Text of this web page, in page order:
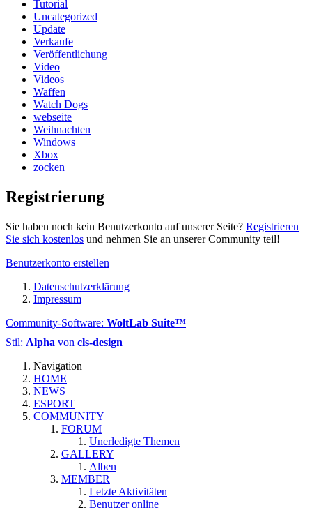
Tutorial
Uncategorized
Update
Verkaufe
Veröffentlichung
Video
Videos
Waffen
Watch Dogs
webseite
Weihnachten
Windows
Xbox
zocken
Registrierung
Sie haben noch kein Benutzerkonto auf unserer Seite? Registrieren
Sie sich kostenlos und nehmen Sie an unserer Community teil!
Benutzerkonto erstellen
Datenschutzerklärung
Impressum
Community-Software: WoltLab Suite™
Stil: Alpha von cls-design
Navigation
HOME
NEWS
ESPORT
COMMUNITY
FORUM
Unerledigte Themen
GALLERY
Alben
MEMBER
Letzte Aktivitäten
Benutzer online